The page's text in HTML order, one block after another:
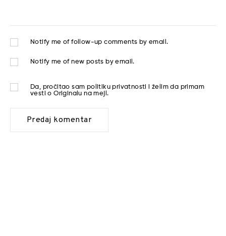
Notify me of follow-up comments by email.
Notify me of new posts by email.
Da, pročitao sam politiku privatnosti
i želim da primam
vesti o Originalu na mejl.